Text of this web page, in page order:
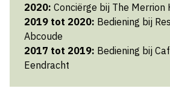
2020: Conciërge bij The Merrion
2019 tot 2020: Bediening bij
Abcoude
2017 tot 2019: Bediening bij
Eendracht